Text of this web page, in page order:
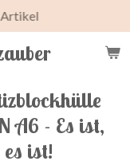
A6 - Es ist,
ist!